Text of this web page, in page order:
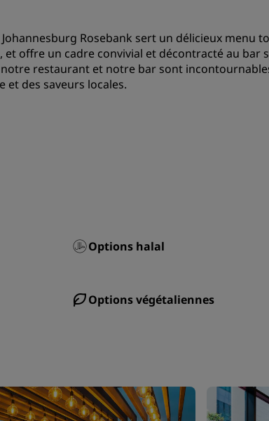
Application Radisson Hotels
Johannesburg Rosebank sert un délicieux menu
et offre un cadre convivial et décontracté au bar
restaurant et notre bar sont
et des saveurs locales.
Options halal
Options végétaliennes